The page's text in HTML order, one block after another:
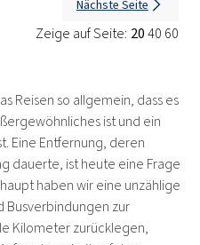
Zeige auf Seite: 2040 60
Nächste Seite
Reisen so allgemein, dass es
ist und ein
Eine Entfernung, deren
dauerte, ist heute eine Frage
haben wir eine unzählige
Busverbindungen zur
Kilometer zurücklegen,